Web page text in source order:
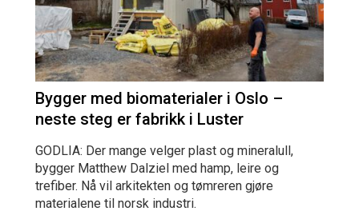
Bygger med biomaterialer i Oslo –
neste steg er fabrikk i Luster
GODLIA: Der mange velger plast og mineralull,
bygger Matthew Dalziel med hamp, leire og
trefiber. Nå vil arkitekten og tømreren gjøre
materialene til norsk industri.